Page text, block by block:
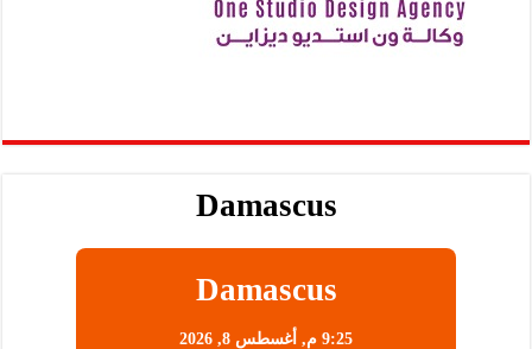
Damascus
Damascus
9:25 م, أغسطس 8, 2026